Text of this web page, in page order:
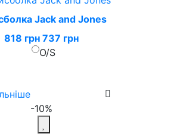
Jack and Jones
818 грн 737 грн
O/S
-10%